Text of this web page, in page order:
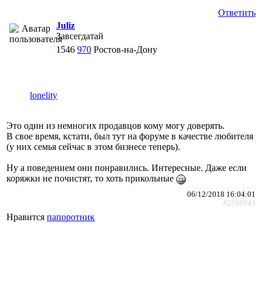
Ответить
Juliz
Завсегдатай
1546 970 Ростов-на-Дону
lonelity
Это один из немногих продавцов кому могу доверять.
В свое время, кстати, был тут на форуме в качестве любителя
(у них семья сейчас в этом бизнесе теперь).
Ну а поведением они понравились. Интересные. Даже если
коряжки не почистят, то хоть прикольные
06/12/2018 16:04:01
#2568943
Нравится папоротник